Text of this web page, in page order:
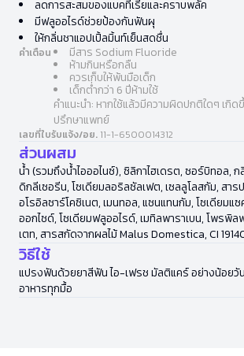
ลดการสะสมของแบคทีเรียและคราบพลัค
มีฟลูออไรด์ช่วยป้องกันฟันผุ
ให้กลิ่นชาแอปเปิ้ลมิ้นท์เย็นสดชื่น
คำเตือน มีสาร Sodium Fluoride
ห้ามกินหรือกลืน
ควรเก็บให้พ้นมือเด็ก
เด็กต่ำกว่า 6 ปีห้ามใช้
คำแนะนำ: หากใช้แล้วมีความผิดปกติใดๆ เกิด
ปรึกษาแพทย์
เลขที่ใบรับแจ้ง/อย. 11-1-6500014312
ส่วนผสม
น้ำ (รวมถึงน้ำไอออไนซ์), ซิลิกาไฮเดรต, ซอร์บิทอล, ก
ดิกลีเซอรีน, โซเดียมลอริลซัลเฟต, เซลลูโลสกัม, สา
อโรอิลซาร์โคซิเนต, เมนทอล, แซนแทนกัม, โซเดียมแซ
ออกไซด์, โซเดียมฟลูออไรด์, เมทิลพาราเบน, โพรพิล
เตท, สารสกัดจากผลไม้ Malus Domestica, CI
วิธีใช้
แปรงฟันด้วยยาสีฟัน ไอ-เฟรช มัลติแคร์ อย่างน้อยวั
อาหารทุกมื้อ